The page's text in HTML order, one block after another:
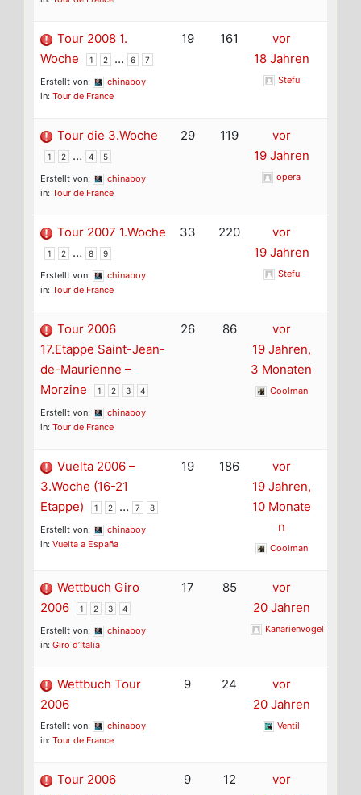
Tour 2008 1.
Woche
1 2 … 6 7
Erstellt von:
chinaboy
in: Tour de France
19 161
vor
18 Jahren
Stefu
Tour die 3.Woche
1 2 … 4 5
Erstellt von:
chinaboy
in: Tour de France
29 119
vor
19 Jahren
opera
Tour 2007 1.Woche
1 2 … 8 9
Erstellt von:
chinaboy
in: Tour de France
33 220
vor
19 Jahren
Stefu
Tour 2006
17.Etappe Saint-Jean-
de-Maurienne –
Morzine
1 2 3 4
Erstellt von:
chinaboy
in: Tour de France
26 86
vor
19 Jahren,
3 Monaten
Coolman
Vuelta 2006 –
3.Woche (16-21
Etappe)
1 2 … 7 8
Erstellt von:
chinaboy
in: Vuelta a España
19 186
vor
19 Jahren,
10 Monate
n
Coolman
Wettbuch Giro
2006
1 2 3 4
Erstellt von:
chinaboy
in: Giro d’Italia
17 85
vor
20 Jahren
Kanarienvogel
Wettbuch Tour
2006
Erstellt von:
chinaboy
in: Tour de France
9 24
vor
20 Jahren
Ventil
Tour 2006
9 12
vor